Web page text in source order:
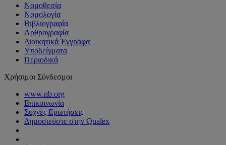
Νομοθεσία
Νομολογία
Βιβλιογραφία
Αρθρογραφία
Διοικητικά Έγγραφα
Υποδείγματα
Περιοδικά
Χρήσιμοι Σύνδεσμοι
www.nb.org
Επικοινωνία
Συχνές Ερωτήσεις
Δημοσιεύστε στην Qualex